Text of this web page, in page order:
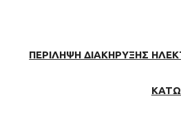
ΠΕΡΙΛΗΨΗ ΔΙΑΚΗΡΥΞΗΣ